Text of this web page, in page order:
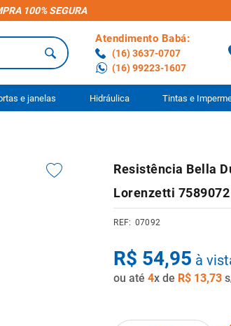
100% SEGURA
Atendimento Babá:
(16) 3637-0707
(16) 99223-1607
e janelas Hidráulica Tintas e
Resistência Bella
Lorenzetti 7589072
07092
R$ 54,95 à
ou até4x de R$ 13,73